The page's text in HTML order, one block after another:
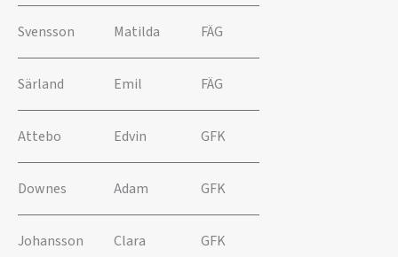
Svensson Matilda FÄG
Särland Emil FÄG
Attebo Edvin GFK
Downes Adam GFK
Johansson Clara GFK